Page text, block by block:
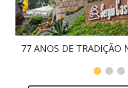
77 ANOS DE TRADIÇÃO